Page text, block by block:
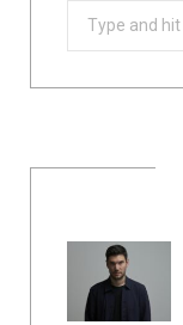
Search